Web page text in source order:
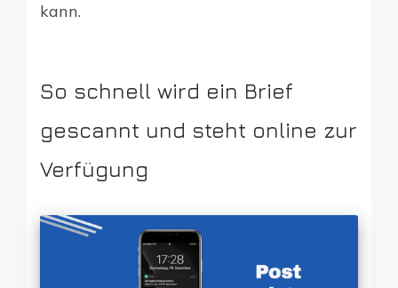
kann.
So schnell wird ein Brief
gescannt und steht online zur
Verfügung